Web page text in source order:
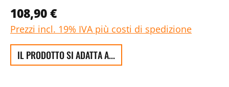
108,90 €
Prezzi incl. 19% IVA più costi di spedizione
IL PRODOTTO SI ADATTA A...